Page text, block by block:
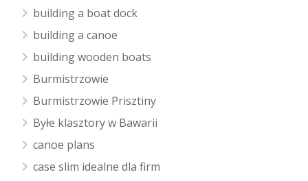
building a boat dock
building a canoe
building wooden boats
Burmistrzowie
Burmistrzowie Prisztiny
Byłe klasztory w Bawarii
canoe plans
case slim idealne dla firm